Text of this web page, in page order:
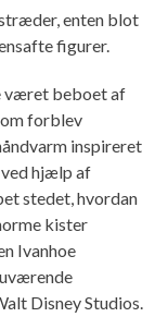
enten blot
figurer.
været beboet af
forblev
inspireret
hjælp af
stedet, hvordan
kister
Ivanhoe
Disney Studios.